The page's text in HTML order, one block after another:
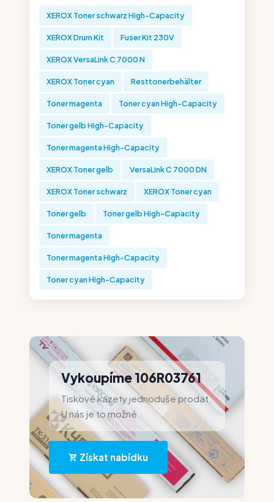
XEROX Toner schwarz High-Capacity
XEROX Drum Kit Fuser Kit 230V
XEROX VersaLink C 7000 N
XEROX Toner cyan Resttonerbehälter
Toner magenta Toner cyan High-Capacity
Toner gelb High-Capacity
Toner magenta High-Capacity
XEROX Toner gelb VersaLink C 7000 DN
XEROX Toner schwarz XEROX Toner cyan
Toner gelb Toner gelb High-Capacity
Toner magenta
Toner magenta High-Capacity
Toner cyan High-Capacity
Vykoupíme 106R03761
Tiskové kazety jednoduše prodat.
U nás je to možné.
Získat nabídku